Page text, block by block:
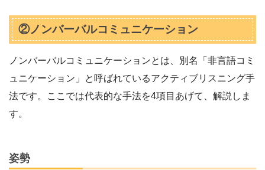
②ノンバーバルコミュニケーション
ノンバーバルコミュニケーションとは、別名「非言語コミ
ュニケーション」と呼ばれているアクティブリスニング手
法です。ここでは代表的な手法を4項目あげて、解説しま
す。
姿勢